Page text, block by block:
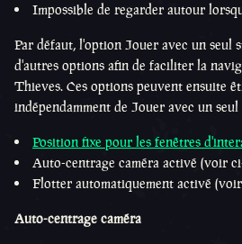
Impossible de regarder autour
Par défaut, l'option Jouer avec un seul
d'autres options afin de faciliter la
Thieves. Ces options peuvent ensuite
indépendamment de Jouer avec un
Position fixe pour les fenêtres
Auto-centrage caméra activé (voir
Flotter automatiquement activé (voir
Auto-centrage caméra